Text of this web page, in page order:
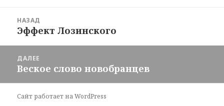
записям
НАЗАД
Предыдущая
запись:
Эффект Лозинского
ДАЛЕЕ
Следующая
запись:
Веское слово новобранцев
Сайт работает на WordPress